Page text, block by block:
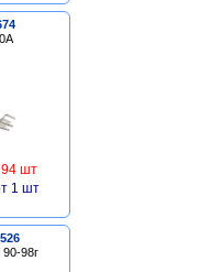
94 шт
1 шт
98г